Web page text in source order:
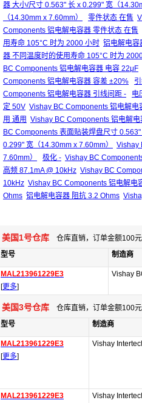
器 大小/尺寸 0.563" 长 x 0.299" 宽（
（14.30mm x 7.60mm）
零件状态 在售
Components 铝电解电容器 零件状态 在售
用寿命 105°C 时为 2000 小时 铝电解电容
器 不同温度时的使用寿命 105°C 时为
BC Components 铝电解电容器 电容 22μF
Components 铝电解电容器 容差 ±20%
Components 铝电解电容器 引线间距 -
电
定 50V Vishay BC Components 铝电解电
用 通用 Vishay BC Components 铝电解电
BC Components 表面贴装焊盘尺寸
0.299" 宽（14.30mm x 7.60mm）
Vishay
7.60mm）
极化 - Vishay BC
高频 87.1mA @ 10kHz Vishay BC
10kHz Vishay BC Components 铝电解电
Ohms 铝电解电容器 阻抗 3.2 Ohms
美国1号仓库 仓库直销，订单金额100
型号
制造商
MAL213961229E3
[更多]
Vishay
美国3号仓库 仓库直销，订单金额100
型号
制造商
MAL213961229E3
[更多]
Vishay
MAL213961229E3
Vishay